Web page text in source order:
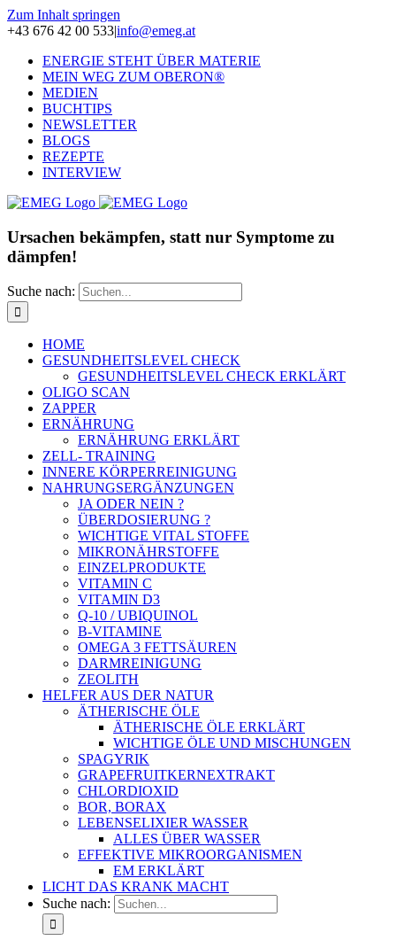
Zum Inhalt springen
+43 676 42 00 533|info@emeg.at
ENERGIE STEHT ÜBER MATERIE
MEIN WEG ZUM OBERON®
MEDIEN
BUCHTIPS
NEWSLETTER
BLOGS
REZEPTE
INTERVIEW
Ursachen bekämpfen, statt nur Symptome zu
dämpfen!
Suche nach:
HOME
GESUNDHEITSLEVEL CHECK
GESUNDHEITSLEVEL CHECK ERKLÄRT
OLIGO SCAN
ZAPPER
ERNÄHRUNG
ERNÄHRUNG ERKLÄRT
ZELL- TRAINING
INNERE KÖRPERREINIGUNG
NAHRUNGSERGÄNZUNGEN
JA ODER NEIN ?
ÜBERDOSIERUNG ?
WICHTIGE VITAL STOFFE
MIKRONÄHRSTOFFE
EINZELPRODUKTE
VITAMIN C
VITAMIN D3
Q-10 / UBIQUINOL
B-VITAMINE
OMEGA 3 FETTSÄUREN
DARMREINIGUNG
ZEOLITH
HELFER AUS DER NATUR
ÄTHERISCHE ÖLE
ÄTHERISCHE ÖLE ERKLÄRT
WICHTIGE ÖLE UND MISCHUNGEN
SPAGYRIK
GRAPEFRUITKERNEXTRAKT
CHLORDIOXID
BOR, BORAX
LEBENSELIXIER WASSER
ALLES ÜBER WASSER
EFFEKTIVE MIKROORGANISMEN
EM ERKLÄRT
LICHT DAS KRANK MACHT
Suche nach: